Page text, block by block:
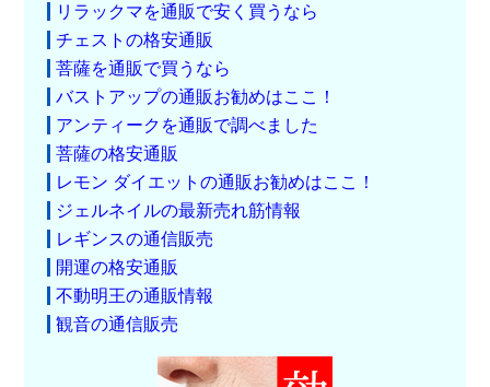
リラックマを通販で安く買うなら
チェストの格安通販
菩薩を通販で買うなら
バストアップの通販お勧めはここ！
アンティークを通販で調べました
菩薩の格安通販
レモン ダイエットの通販お勧めはここ！
ジェルネイルの最新売れ筋情報
レギンスの通信販売
開運の格安通販
不動明王の通販情報
観音の通信販売